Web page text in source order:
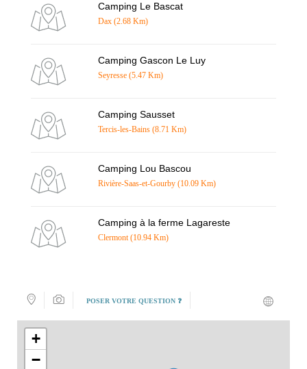
Camping Le Bascat
Dax (2.68 Km)
Camping Gascon Le Luy
Seyresse (5.47 Km)
Camping Sausset
Tercis-les-Bains (8.71 Km)
Camping Lou Bascou
Rivière-Saas-et-Gourby (10.09 Km)
Camping à la ferme Lagareste
Clermont (10.94 Km)
POSER VOTRE QUESTION ❓
+
−